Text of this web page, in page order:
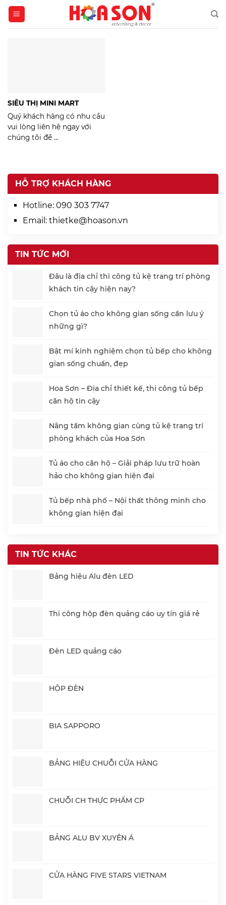
Skip
content
SIÊU THỊ MINI MART
Quý khách hàng có nhu cầu
vui lòng liên hệ ngay với
chúng tôi để ...
HỖ TRỢ KHÁCH HÀNG
Hotline: 090 303 7747
Email: thietke@hoason.vn
TIN TỨC MỚI
Đâu là địa chỉ thi công tủ kệ trang trí phòng
khách tin cậy hiện nay?
Chọn tủ áo cho không gian sống cần lưu ý
những gì?
Bật mí kinh nghiệm chọn tủ bếp cho không
gian sống chuẩn, đẹp
Hoa Sơn – Địa chỉ thiết kế, thi công tủ bếp
căn hộ tin cậy
Nâng tầm không gian cùng tủ kệ trang trí
phòng khách của Hoa Sơn
Tủ áo cho căn hộ – Giải pháp lưu trữ hoàn
hảo cho không gian hiện đại
Tủ bếp nhà phố – Nội thất thông minh cho
không gian hiện đại
TIN TỨC KHÁC
Bảng hiệu Alu đèn LED
Thi công hộp đèn quảng cáo uy tín giá rẻ
Đèn LED quảng cáo
HỘP ĐÈN
BIA SAPPORO
BẢNG HIỆU CHUỖI CỬA HÀNG
CHUỖI CH THỰC PHẨM CP
BẢNG ALU BV XUYÊN Á
CỬA HÀNG FIVE STARS VIETNAM